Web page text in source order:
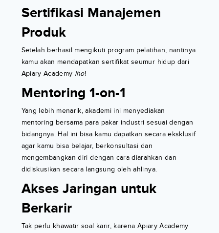
Sertifikasi Manajemen
Produk
Setelah berhasil mengikuti program pelatihan, nantinya
kamu akan mendapatkan sertifikat seumur hidup dari
Apiary Academy lho!
Mentoring 1-on-1
Yang lebih menarik, akademi ini menyediakan
mentoring bersama para pakar industri sesuai dengan
bidangnya. Hal ini bisa kamu dapatkan secara eksklusif
agar kamu bisa belajar, berkonsultasi dan
mengembangkan diri dengan cara diarahkan dan
didiskusikan secara langsung oleh ahlinya.
Akses Jaringan untuk
Berkarir
Tak perlu khawatir soal karir, karena Apiary Academy